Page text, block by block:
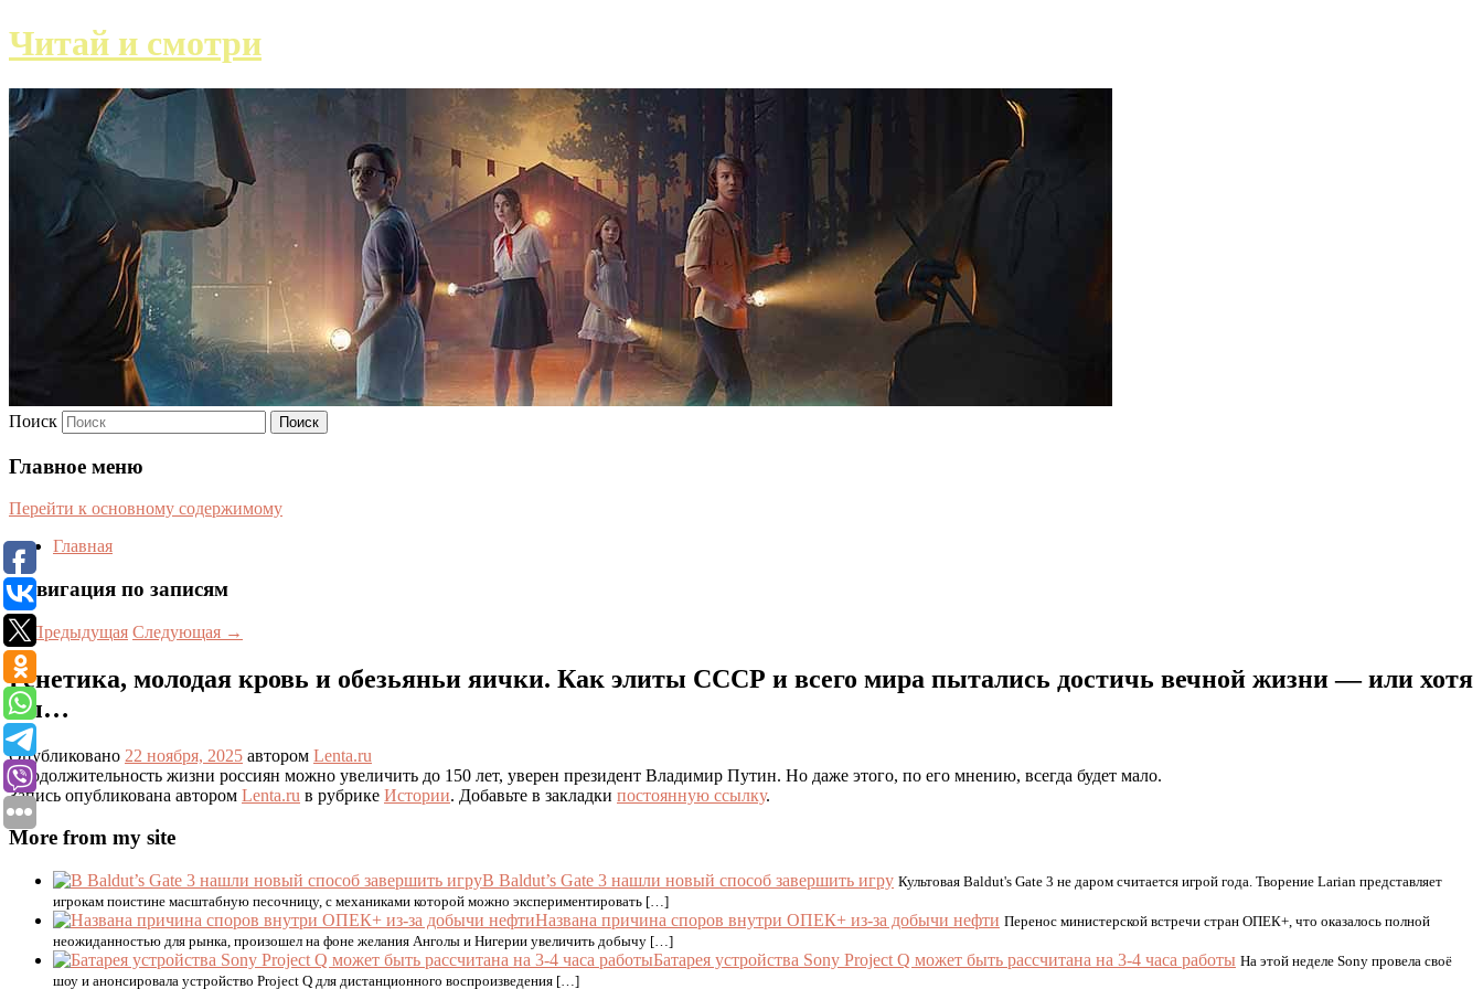
Читай и смотри
Поиск
Главное меню
Перейти к основному содержимому
Главная
Навигация по записям
←Предыдущая Следующая →
Генетика, молодая кровь и обезьяньи яички. Как элиты СССР и всего мира пытались достичь вечной жизни — или хотя
бы…
Опубликовано 22 ноября, 2025 автором Lenta.ru
Продолжительность жизни россиян можно увеличить до 150 лет, уверен президент Владимир Путин. Но даже этого, по его мнению, всегда будет мало.
Запись опубликована автором Lenta.ru в рубрике Истории. Добавьте в закладки постоянную ссылку.
More from my site
В Baldut’s Gate 3 нашли новый способ завершить игру Культовая Baldut's Gate 3 не даром считается игрой года. Творение Larian представляет
игрокам поистине масштабную песочницу, с механиками которой можно экспериментировать […]
Названа причина споров внутри ОПЕК+ из-за добычи нефти Перенос министерской встречи стран ОПЕК+, что оказалось полной
неожиданностью для рынка, произошел на фоне желания Анголы и Нигерии увеличить добычу […]
Батарея устройства Sony Project Q может быть рассчитана на 3-4 часа работы На этой неделе Sony провела своё
шоу и анонсировала устройство Project Q для дистанционного воспроизведения […]